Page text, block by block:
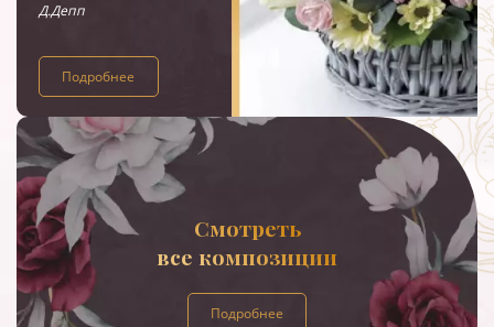
Д.Депп
Подробнее
Смотреть
все композиции
Подробнее